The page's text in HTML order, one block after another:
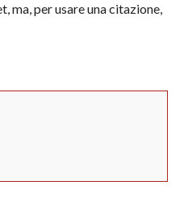
ma, per usare una citazione,